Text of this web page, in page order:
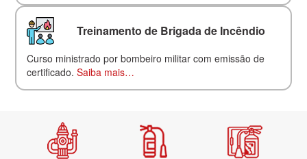
Treinamento de Brigada de Incêndio
Curso ministrado por bombeiro militar com emissão de
certificado.Saiba mais…